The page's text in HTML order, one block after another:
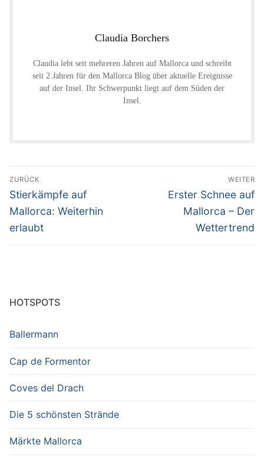
Claudia Borchers
Claudia lebt seit mehreren Jahren auf Mallorca und schreibt
seit 2 Jahren für den Mallorca Blog über aktuelle Ereignisse
auf der Insel. Ihr Schwerpunkt liegt auf dem Süden der
Insel.
Beitragsnavigation
ZURÜCK
Vorheriger
Beitrag:
Stierkämpfe auf
Mallorca: Weiterhin
erlaubt
WEITER
Nächster
Beitrag:
Erster Schnee auf
Mallorca – Der
Wettertrend
HOTSPOTS
Ballermann
Cap de Formentor
Coves del Drach
Die 5 schönsten Strände
Märkte Mallorca